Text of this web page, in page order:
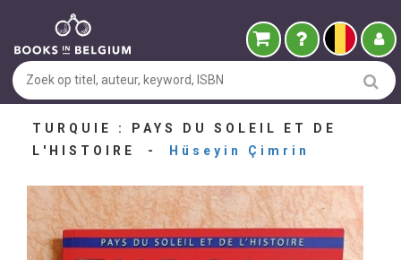
TURQUIE : PAYS DU SOLEIL ET DE
L'HISTOIRE -
Hüseyin Çimrin